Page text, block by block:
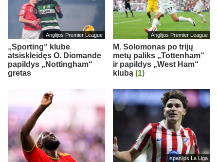
Anglijos Premier League
„Sporting“ klube
atsiskleidęs O. Diomande
papildys „Nottingham“
gretas
Anglijos Premier League
M. Solomonas po trijų
metų paliks „Tottenham“
ir papildys „West Ham“
klubą (1)
Ispanijos La Liga